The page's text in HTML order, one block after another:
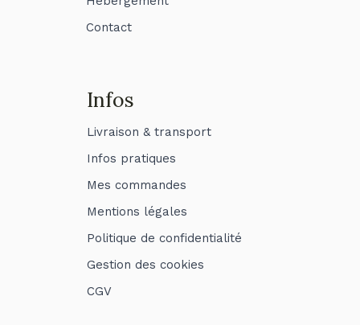
Contact
Infos
Livraison & transport
Infos pratiques
Mes commandes
Mentions légales
Politique de confidentialité
Gestion des cookies
CGV